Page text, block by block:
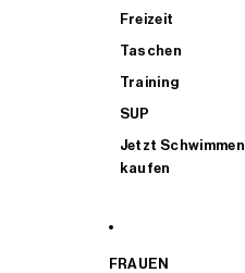
Freizeit
Taschen
Training
SUP
Jetzt Schwimmen
kaufen
FRAUEN